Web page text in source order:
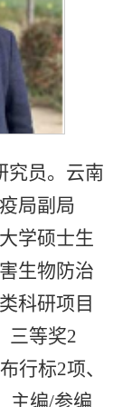
究员。云南
局副局
学硕士生
生物防治
科研项目
三等奖2
行标2项、
主编/参编